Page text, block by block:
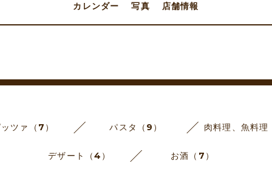
カレンダー 写真 店舗情報
ツァ（7） パスタ（9） 肉料理、魚料理
デザート（4） お酒（7）